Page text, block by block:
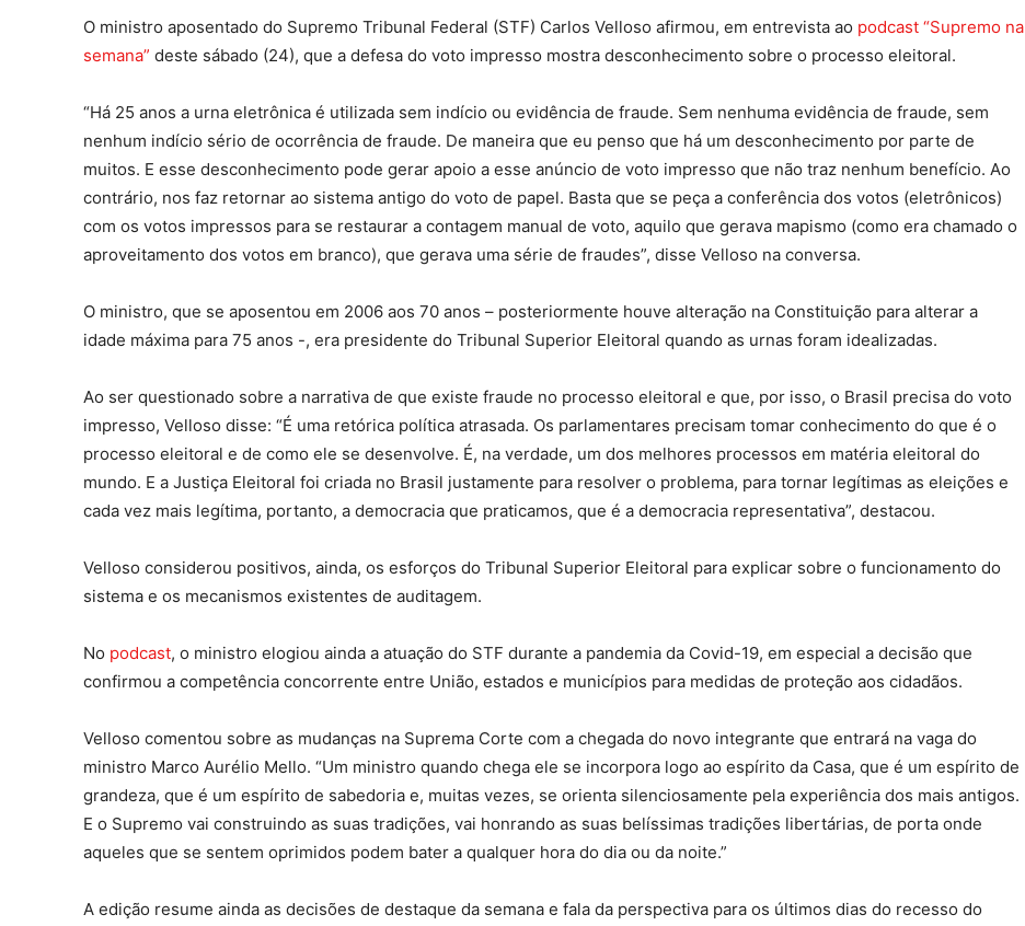
O ministro aposentado do Supremo Tribunal Federal (STF) Carlos Velloso afirmou, em entrevista ao podcast “Supremo na
semana” deste sábado (24), que a defesa do voto impresso mostra desconhecimento sobre o processo eleitoral.
“Há 25 anos a urna eletrônica é utilizada sem indício ou evidência de fraude. Sem nenhuma evidência de fraude, sem
nenhum indício sério de ocorrência de fraude. De maneira que eu penso que há um desconhecimento por parte de
muitos. E esse desconhecimento pode gerar apoio a esse anúncio de voto impresso que não traz nenhum benefício. Ao
contrário, nos faz retornar ao sistema antigo do voto de papel. Basta que se peça a conferência dos votos (eletrônicos)
com os votos impressos para se restaurar a contagem manual de voto, aquilo que gerava mapismo (como era chamado o
aproveitamento dos votos em branco), que gerava uma série de fraudes”, disse Velloso na conversa.
O ministro, que se aposentou em 2006 aos 70 anos – posteriormente houve alteração na Constituição para alterar a
idade máxima para 75 anos -, era presidente do Tribunal Superior Eleitoral quando as urnas foram idealizadas.
Ao ser questionado sobre a narrativa de que existe fraude no processo eleitoral e que, por isso, o Brasil precisa do voto
impresso, Velloso disse: “É uma retórica política atrasada. Os parlamentares precisam tomar conhecimento do que é o
processo eleitoral e de como ele se desenvolve. É, na verdade, um dos melhores processos em matéria eleitoral do
mundo. E a Justiça Eleitoral foi criada no Brasil justamente para resolver o problema, para tornar legítimas as eleições e
cada vez mais legítima, portanto, a democracia que praticamos, que é a democracia representativa”, destacou.
Velloso considerou positivos, ainda, os esforços do Tribunal Superior Eleitoral para explicar sobre o funcionamento do
sistema e os mecanismos existentes de auditagem.
No podcast, o ministro elogiou ainda a atuação do STF durante a pandemia da Covid-19, em especial a decisão que
confirmou a competência concorrente entre União, estados e municípios para medidas de proteção aos cidadãos.
Velloso comentou sobre as mudanças na Suprema Corte com a chegada do novo integrante que entrará na vaga do
ministro Marco Aurélio Mello. “Um ministro quando chega ele se incorpora logo ao espírito da Casa, que é um espírito de
grandeza, que é um espírito de sabedoria e, muitas vezes, se orienta silenciosamente pela experiência dos mais antigos.
E o Supremo vai construindo as suas tradições, vai honrando as suas belíssimas tradições libertárias, de porta onde
aqueles que se sentem oprimidos podem bater a qualquer hora do dia ou da noite.”
A edição resume ainda as decisões de destaque da semana e fala da perspectiva para os últimos dias do recesso do